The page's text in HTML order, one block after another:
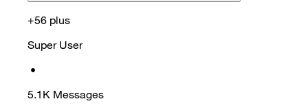
+56 plus
Super User
•
5.1K Messages